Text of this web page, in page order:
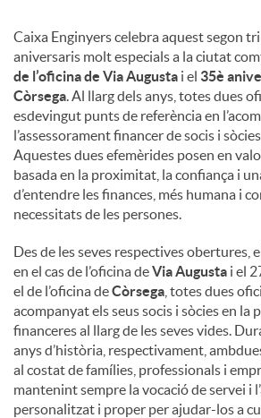
t
i
n
g
u
t
s
Caixa Enginyers celebra aquest segon
aniversaris molt especials a la ciutat
de l’oficina de Via Augusta i el 35è
Còrsega. Al llarg dels anys, totes dues
esdevingut punts de referència en
l’assessorament financer de socis i
Aquestes dues efemèrides posen en
basada en la proximitat, la confiança i
d’entendre les finances, més humana i
necessitats de les persones.
Des de les seves respectives obertures,
en el cas de l’oficina deVia Augusta i el
el de l’oficina deCòrsega , totes dues
acompanyat els seus socis i sòcies en la
financeres al llarg de les seves vides.
anys d’història, respectivament,
al costat de famílies, professionals i
mantenint sempre la vocació de servei i
personalitzat i proper per ajudar-los a